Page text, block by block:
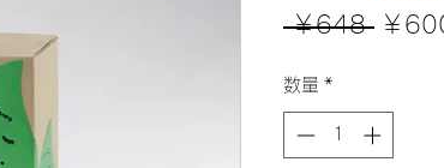
￥648 通
格
￥
数量 *